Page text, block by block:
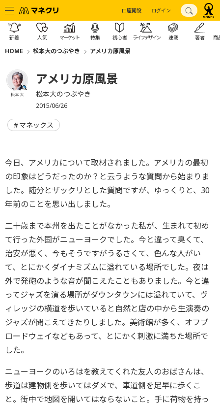
口座開設 ログイン
新着 人気 マーケット 特集 初心者 ライフデザイン 連載 著者 商
HOME 松本大のつぶやき アメリカ原風景
松本 大
アメリカ原風景
松本大のつぶやき
2015/06/26
マネックス
今日、アメリカについて取材されました。アメリカの最初
の印象はどうだったのか？と云うような質問から始まりま
した。随分とザックリとした質問ですが、ゆっくりと、30
年前のことを思い出しました。
二十歳まで本州を出たことがなかった私が、生まれて初め
て行った外国がニューヨークでした。今と違って臭くて、
治安が悪く、今もそうですがうるさくて、色んな人がい
て、とにかくダイナミズムに溢れている場所でした。夜は
外で発砲のような音が聞こえたこともありました。今と違
ってジャズを演る場所がダウンタウンには溢れていて、ヴ
ィレッジの横道を歩いていると自然と店の中から生演奏の
ジャズが聞こえてきたりしました。美術館が多く、オフブ
ロードウェイなどもあって、とにかく刺激に満ちた場所で
した。
ニューヨークのいろはを教えてくれた友人のおばさんは、
歩道は建物側を歩いてはダメで、車道側を足早に歩くこ
と。街中で地図を開いてはならないこと。手に荷物を持っ